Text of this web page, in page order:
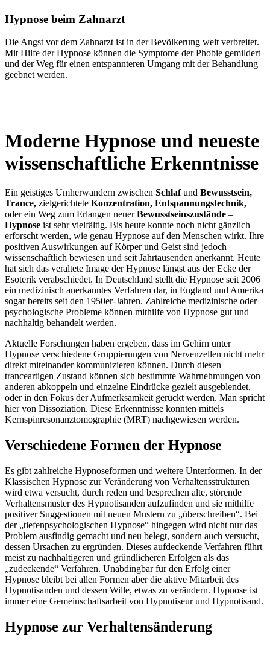
Hypnose beim Zahnarzt
Die Angst vor dem Zahnarzt ist in der Bevölkerung weit verbreitet.
Mit Hilfe der Hypnose können die Symptome der Phobie gemildert
und der Weg für einen entspannteren Umgang mit der Behandlung
geebnet werden.
Moderne Hypnose und neueste
wissenschaftliche Erkenntnisse
Ein geistiges Umherwandern zwischen Schlafund Bewusstsein,
Trance, zielgerichtete Konzentration, Entspannungstechnik,
oder ein Weg zum Erlangen neuerBewusstseinszustände –
Hypnose ist sehr vielfältig. Bis heute konnte noch nicht gänzlich
erforscht werden, wie genau Hypnose auf den Menschen wirkt. Ihre
positiven Auswirkungen auf Körper und Geist sind jedoch
wissenschaftlich bewiesen und seit Jahrtausenden anerkannt. Heute
hat sich das veraltete Image der Hypnose längst aus der Ecke der
Esoterik verabschiedet. In Deutschland stellt die Hypnose seit 2006
ein medizinisch anerkanntes Verfahren dar, in England und Amerika
sogar bereits seit den 1950er-Jahren. Zahlreiche medizinische oder
psychologische Probleme können mithilfe von Hypnose gut und
nachhaltig behandelt werden.
Aktuelle Forschungen haben ergeben, dass im Gehirn unter
Hypnose verschiedene Gruppierungen von Nervenzellen nicht mehr
direkt miteinander kommunizieren können. Durch diesen
tranceartigen Zustand können sich bestimmte Wahrnehmungen von
anderen abkoppeln und einzelne Eindrücke gezielt ausgeblendet,
oder in den Fokus der Aufmerksamkeit gerückt werden. Man spricht
hier von Dissoziation. Diese Erkenntnisse konnten mittels
Kernspinresonanztomographie (MRT) nachgewiesen werden.
Verschiedene Formen der Hypnose
Es gibt zahlreiche Hypnoseformen und weitere Unterformen. In der
Klassischen Hypnose zur Veränderung von Verhaltensstrukturen
wird etwa versucht, durch reden und besprechen alte, störende
Verhaltensmuster des Hypnotisanden aufzufinden und sie mithilfe
positiver Suggestionen mit neuen Mustern zu „überschreiben“. Bei
der „tiefenpsychologischen Hypnose“ hingegen wird nicht nur das
Problem ausfindig gemacht und neu belegt, sondern auch versucht,
dessen Ursachen zu ergründen. Dieses aufdeckende Verfahren führt
meist zu nachhaltigeren und gründlicheren Erfolgen als das
„zudeckende“ Verfahren. Unabdingbar für den Erfolg einer
Hypnose bleibt bei allen Formen aber die aktive Mitarbeit des
Hypnotisanden und dessen Wille, etwas zu verändern. Hypnose ist
immer eine Gemeinschaftsarbeit von Hypnotiseur und Hypnotisand.
Hypnose zur Verhaltensänderung